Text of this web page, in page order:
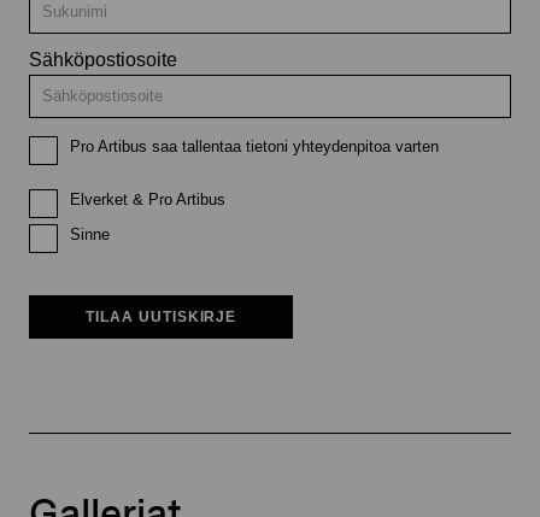
Sähköpostiosoite
Pro Artibus saa tallentaa tietoni yhteydenpitoa varten
Elverket & Pro Artibus
Sinne
TILAA UUTISKIRJE